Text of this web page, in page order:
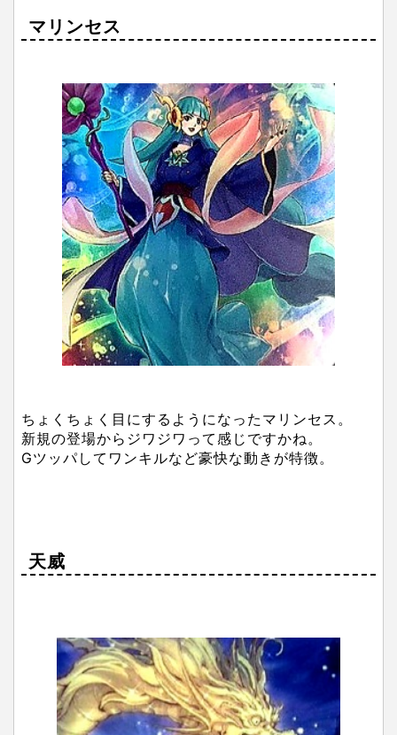
マリンセス
ちょくちょく目にするようになったマリンセス。
新規の登場からジワジワって感じですかね。
Gツッパしてワンキルなど豪快な動きが特徴。
天威